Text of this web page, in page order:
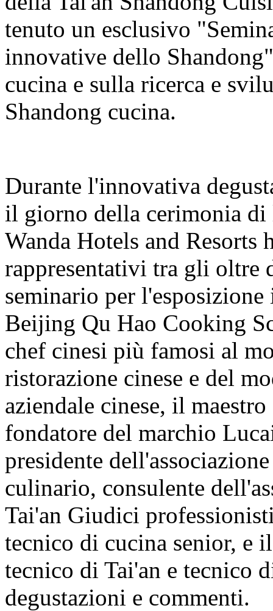
tenuto un esclusivo
innovative dello
cucina e sulla ricerca e
Shandong cucina.
Durante l'innovativa
il giorno della cerimonia
Wanda Hotels and Resorts
rappresentativi tra gli
seminario per
Beijing Qu Hao Cooking
chef cinesi più famosi al
ristorazione cinese e del
aziendale cinese, il
fondatore del marchio
presidente
culinario, consulente
Tai'an Giudici
tecnico di cucina senior, e
tecnico di Tai'an e tecnico
degustazioni e commenti.